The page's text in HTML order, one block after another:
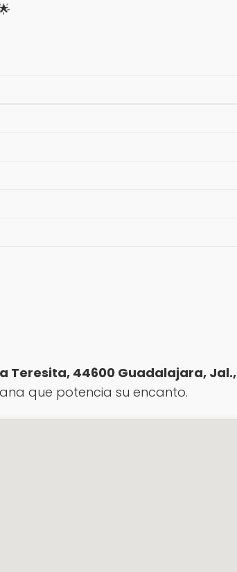
Teresita, 44600 Guadalajara, Jal.,
que potencia su encanto.